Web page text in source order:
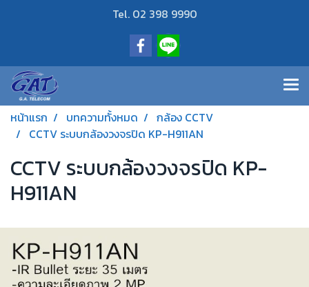
Tel. 02 398 9990
หน้าแรก บทความทั้งหมด
กล้อง CCTV
CCTV ระบบกล้องวงจรปิด KP-H911AN
CCTV ระบบกล้องวงจรปิด KP-
H911AN